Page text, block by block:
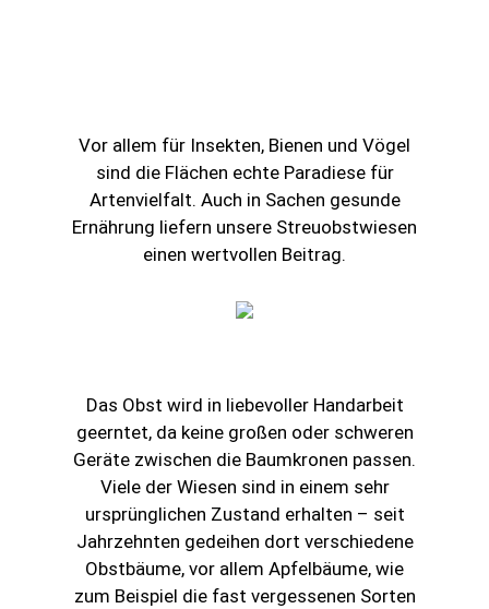
Vor allem für Insekten, Bienen und Vögel
sind die Flächen echte Paradiese für
Artenvielfalt. Auch in Sachen gesunde
Ernährung liefern unsere Streuobstwiesen
einen wertvollen Beitrag.
Das Obst wird in liebevoller Handarbeit
geerntet, da keine großen oder schweren
Geräte zwischen die Baumkronen passen.
Viele der Wiesen sind in einem sehr
ursprünglichen Zustand erhalten – seit
Jahrzehnten gedeihen dort verschiedene
Obstbäume, vor allem Apfelbäume, wie
zum Beispiel die fast vergessenen Sorten